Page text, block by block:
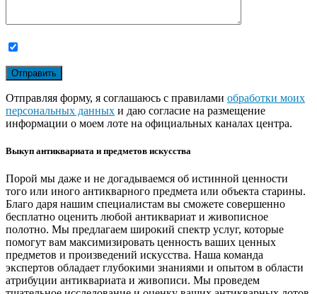
Отправляя форму, я соглашаюсь с правилами обработки моих
персональных данных и даю согласие на размещение
информации о моем лоте на официальных каналах центра.
Выкуп антиквариата и предметов искусства
Порой мы даже и не догадываемся об истинной ценности
того или иного антикварного предмета или объекта старины.
Благо даря нашим специалистам вы сможете совершенно
бесплатно оценить любой антиквариат и живописное
полотно. Мы предлагаем широкий спектр услуг, которые
помогут вам максимизировать ценность ваших ценных
предметов и произведений искусства. Наша команда
экспертов обладает глубокими знаниями и опытом в области
атрибуции антиквариата и живописи. Мы проведем